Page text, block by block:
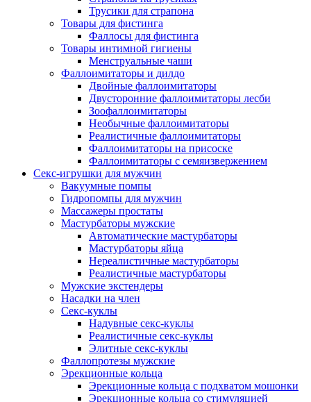
Трусики для страпона
Товары для фистинга
Фаллосы для фистинга
Товары интимной гигиены
Менструальные чаши
Фаллоимитаторы и дилдо
Двойные фаллоимитаторы
Двусторонние фаллоимитаторы лесби
Зоофаллоимитаторы
Необычные фаллоимитаторы
Реалистичные фаллоимитаторы
Фаллоимитаторы на присоске
Фаллоимитаторы с семяизвержением
Секс-игрушки для мужчин
Вакуумные помпы
Гидропомпы для мужчин
Массажеры простаты
Мастурбаторы мужские
Автоматические мастурбаторы
Мастурбаторы яйца
Нереалистичные мастурбаторы
Реалистичные мастурбаторы
Мужские экстендеры
Насадки на член
Секс-куклы
Надувные секс-куклы
Реалистичные секс-куклы
Элитные секс-куклы
Фаллопротезы мужские
Эрекционные кольца
Эрекционные кольца с подхватом мошонки
Эрекционные кольца со стимуляцией